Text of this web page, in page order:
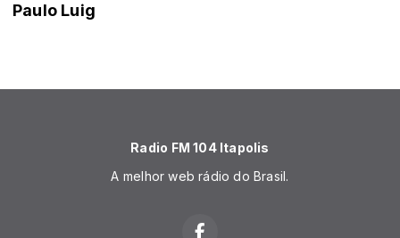
Paulo Luig
Radio FM 104 Itapolis
A melhor web rádio do Brasil.